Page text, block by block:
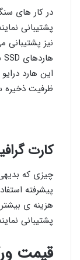
در کار های
نیز پشتیبانی
ظرفیت
کارت
هزینه ی
پشتیبانی
قیمت